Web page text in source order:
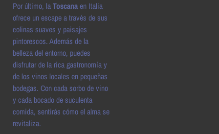
Por último, laToscanaen Italia
ofrece un escape a través de sus
colinas suaves y paisajes
pintorescos. Además de la
belleza del entorno, puedes
disfrutar de la rica gastronomía y
de los vinos locales en pequeñas
bodegas. Con cada sorbo de vino
y cada bocado de suculenta
comida, sentirás cómo el alma se
revitaliza.